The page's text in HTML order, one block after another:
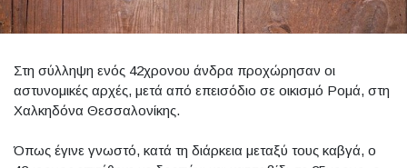
Στη σύλληψη ενός 42χρονου άνδρα προχώρησαν οι
αστυνομικές αρχές, μετά από επεισόδιο σε οικισμό Ρομά, στη
Χαλκηδόνα Θεσσαλονίκης.
Όπως έγινε γνωστό, κατά τη διάρκεια μεταξύ τους καβγά, ο